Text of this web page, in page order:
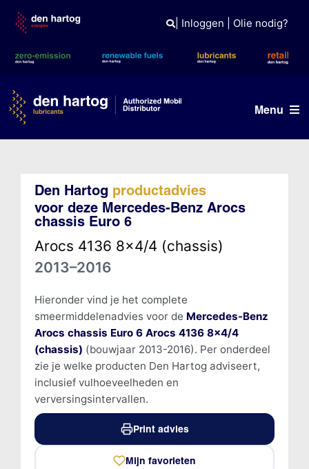
content
| Inloggen Olie nodig?
Menu
Producten
Referenties
Branches
Den Hartog productadvies
voor deze Mercedes-Benz Arocs
chassis Euro 6
Arocs 4136 8x4/4 (chassis)
2013–2016
Hieronder vind je het complete
smeermiddelenadvies voor de Mercedes-Benz
Arocs chassis Euro 6 Arocs 4136 8x4/4
(chassis) (bouwjaar 2013-2016). Per onderdeel
zie je welke producten Den Hartog adviseert,
inclusief vulhoeveelheden en
verversingsintervallen.
Print advies
Mijn favorieten